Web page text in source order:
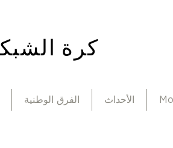
كرة
الفرق الوطنية الأحداث